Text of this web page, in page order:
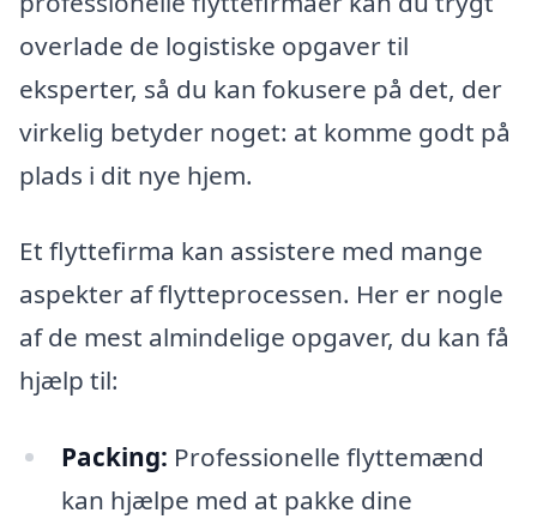
overlade de logistiske opgaver til
eksperter, så du kan fokusere på det, der
virkelig betyder noget: at komme godt på
plads i dit nye hjem.
Et flyttefirma kan assistere med mange
aspekter af flytteprocessen. Her er nogle
af de mest almindelige opgaver, du kan få
hjælp til:
Packing: Professionelle flyttemænd
kan hjælpe med at pakke dine